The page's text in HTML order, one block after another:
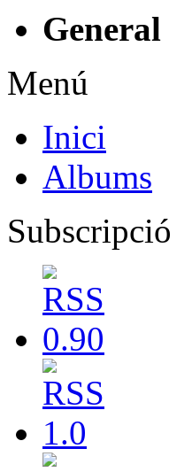
General
Menú
Inici
Albums
Subscripció